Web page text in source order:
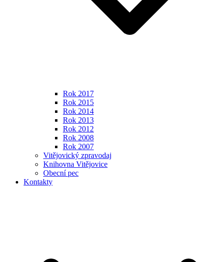
Rok 2017
Rok 2015
Rok 2014
Rok 2013
Rok 2012
Rok 2008
Rok 2007
Vitějovický zpravodaj
Knihovna Vitějovice
Obecní pec
Kontakty